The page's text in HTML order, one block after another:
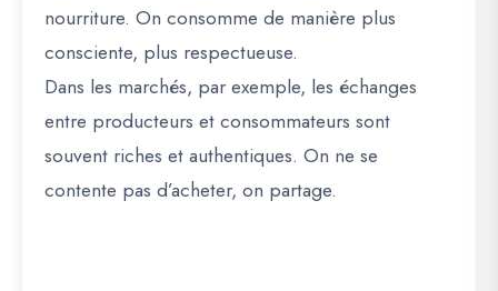
nourriture. On consomme de manière plus
consciente, plus respectueuse.
Dans les marchés, par exemple, les échanges
entre producteurs et consommateurs sont
souvent riches et authentiques. On ne se
contente pas d’acheter, on partage.